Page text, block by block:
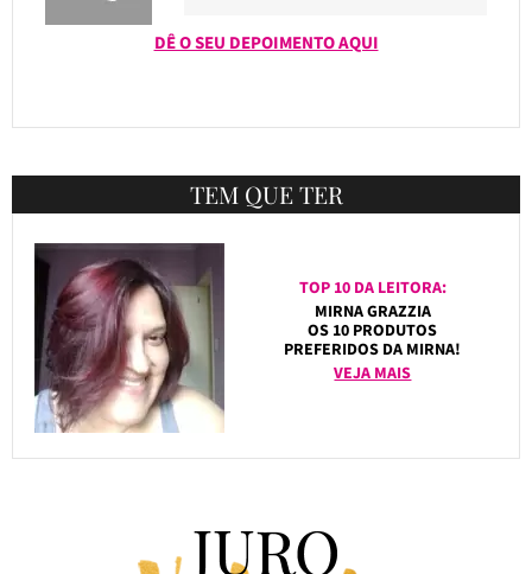
DÊ O SEU DEPOIMENTO AQUI
TEM QUE TER
TOP 10 DA LEITORA:
MIRNA GRAZZIA
OS 10 PRODUTOS
PREFERIDOS DA MIRNA!
VEJA MAIS